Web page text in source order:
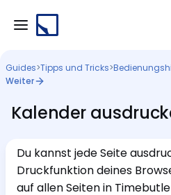
Guides>Tipps und Tricks>
Weiter
Kalender
Du kannst jede Seite
Druckfunktion deines
auf allen Seiten in